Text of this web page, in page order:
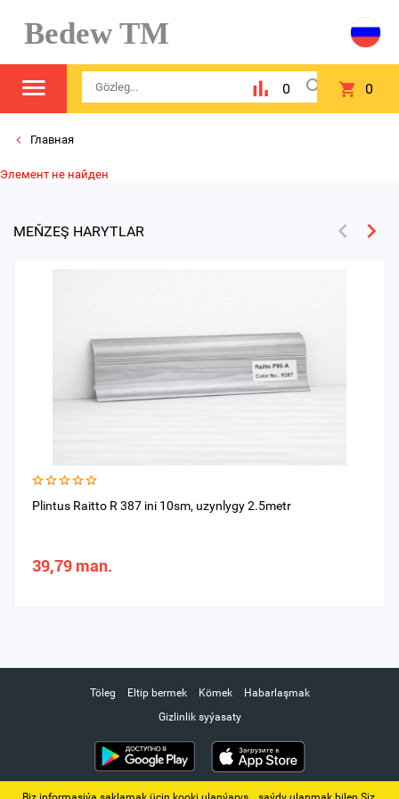
Bedew TM
0 0
Главная
Элемент не найден
MEŇZEŞ HARYTLAR
Plintus Raitto R 387 ini 10sm, uzynlygy 2.5metr
39,79 man.
Töleg Eltip bermek Kömek
Habarlaşmak
Gizlinlik syýasaty